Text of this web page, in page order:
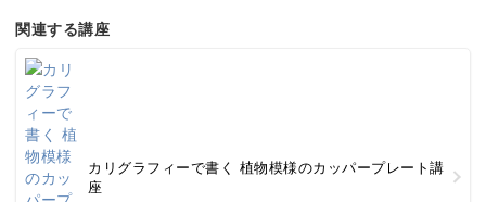
関連する講座
カリグラフィーで書く 植物模様のカッパープレート講
座